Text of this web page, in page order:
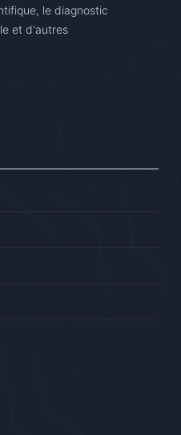
le diagnostic
et d'autres